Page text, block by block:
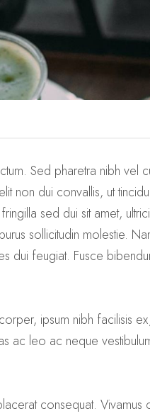
Sed pharetra nibh vel
non dui convallis, ut
sed dui sit amet,
sollicitudin molestie.
dui feugiat. Fusce
ipsum nibh facilisis
ac leo ac neque
consequat. Vivamus